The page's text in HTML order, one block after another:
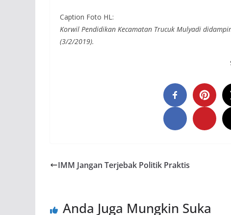
Caption Foto HL:
Korwil Pendidikan Kecamatan Trucuk Mulyadi
(3/2/2019).
IMM Jangan Terjebak Politik Praktis
Anda Juga Mungkin Suka